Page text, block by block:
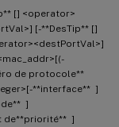
[] <operator>
[-**DesTip** []
de protocole**
**interface** ]
]
de**priorité** ]